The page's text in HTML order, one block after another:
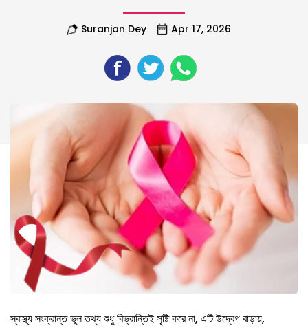
Suranjan Dey Apr 17, 2026
স্বাস্থ্য সংক্রান্ত ভুল তথ্য শুধু বিভ্রান্তিই সৃষ্টি করে না, এটি উদ্বেগ বাড়ায়,